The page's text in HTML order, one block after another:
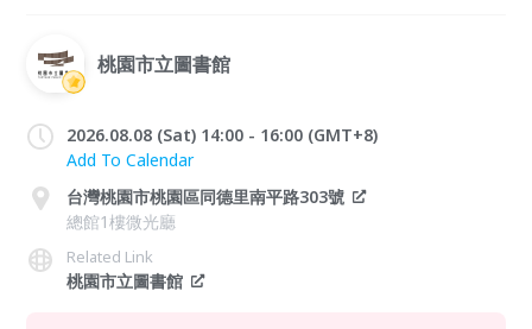
桃園市立圖書館
2026.08.08 (Sat) 14:00 - 16:00 (GMT+8)
Add To Calendar
台灣桃園市桃園區同德里南平路303號
總館1樓微光廳
Related Link
桃園市立圖書館